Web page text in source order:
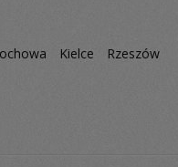
Kielce
Rzeszów